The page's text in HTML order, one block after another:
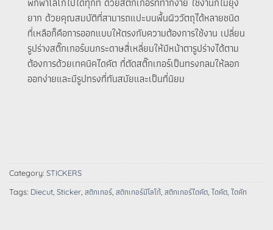
ยาก ด้วยคุณสมบัติที่สามารถแปะบนพื้นผิววัตถุได้หลายชนิด
ที่เหลือก็คือการออกแบบให้ตรงกับความต้องการใช้งาน เปลี่ยน
รูปร่างสติ๊กเกอร์บนกระดาษสี่เหลี่ยมให้มีหน้าตารูปร่างได้ตาม
ต้องการด้วยเทคนิคไดคัต ที่ตัดสติ๊กเกอร์เป็นทรงกลมให้ลอก
ออกง่ายและมีรูปทรงที่ทันสมัยและเป็นที่นิยม
Category: STICKERS
Tags: Diecut Sticker สติกเกอร์, สติกเกอร์มีโลโก้ สติกเกอร์ไดคัต ไดคัต ไดคัท